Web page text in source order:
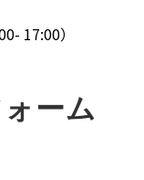
17:00）
ーム